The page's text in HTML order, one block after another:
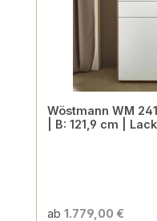
Wöstmann WM
| B: 121,9 cm |
ab 1.779,00 €